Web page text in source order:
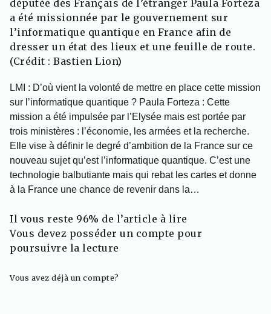
députée des Français de l’étranger Paula Forteza
a été missionnée par le gouvernement sur
l’informatique quantique en France afin de
dresser un état des lieux et une feuille de route.
(Crédit : Bastien Lion)
LMI : D’où vient la volonté de mettre en place cette mission
sur l’informatique quantique ? Paula Forteza : Cette
mission a été impulsée par l’Elysée mais est portée par
trois ministères : l’économie, les armées et la recherche.
Elle vise à définir le degré d’ambition de la France sur ce
nouveau sujet qu’est l’informatique quantique. C’est une
technologie balbutiante mais qui rebat les cartes et donne
à la France une chance de revenir dans la…
Il vous reste 96% de l’article à lire
Vous devez posséder un compte pour
poursuivre la lecture
Vous avez déjà un compte?